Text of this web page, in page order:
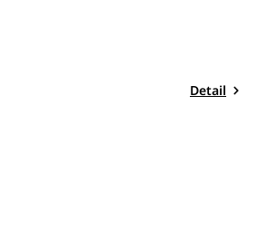
Detail